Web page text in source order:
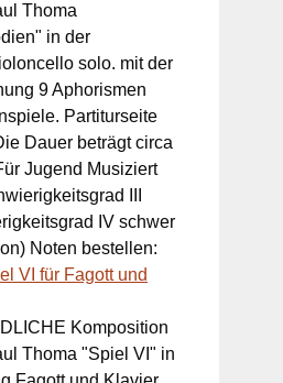
Thoma
in der
solo. mit der
9 Aphorismen
Partiturseite
Dauer beträgt circa
Jugend Musiziert
III
IV schwer
Noten bestellen:
VI für Fagott und
Komposition
Thoma "Spiel VI" in